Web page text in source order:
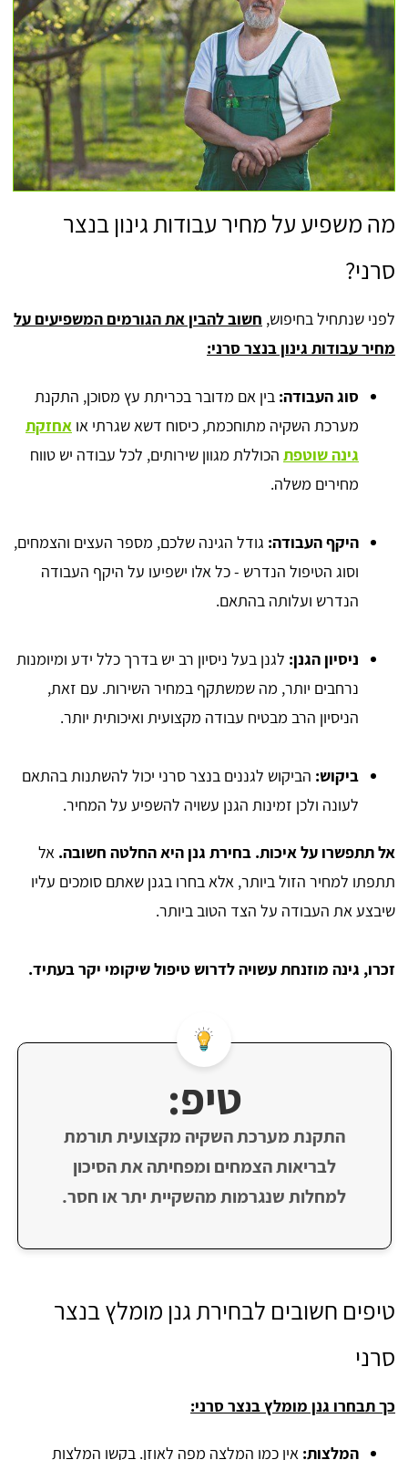
מה משפיע על מחיר עבודות גינון בנצר
סרני?
לפני שנתחיל בחיפוש, חשוב להבין את הגורמים המשפיעים על
מחיר עבודות גינון בנצר סרני:
סוג העבודה: בין אם מדובר בכריתת עץ מסוכן, התקנת
מערכת השקיה מתוחכמת, כיסוח דשא שגרתי או אחזקת
גינה שוטפת הכוללת מגוון שירותים, לכל עבודה יש טווח
מחירים משלה.
היקף העבודה: גודל הגינה שלכם, מספר העצים והצמחים,
וסוג הטיפול הנדרש - כל אלו ישפיעו על היקף העבודה
הנדרש ועלותה בהתאם.
ניסיון הגנן: לגנן בעל ניסיון רב יש בדרך כלל ידע ומיומנות
נרחבים יותר, מה שמשתקף במחיר השירות. עם זאת,
הניסיון הרב מבטיח עבודה מקצועית ואיכותית יותר.
ביקוש: הביקוש לגננים בנצר סרני יכול להשתנות בהתאם
לעונה ולכן זמינות הגנן עשויה להשפיע על המחיר.
אל תתפשרו על איכות. בחירת גנן היא החלטה חשובה. אל
תתפתו למחיר הזול ביותר, אלא בחרו בגנן שאתם סומכים עליו
שיבצע את העבודה על הצד הטוב ביותר.
זכרו, גינה מוזנחת עשויה לדרוש טיפול שיקומי יקר בעתיד.
טיפ:
התקנת מערכת השקיה מקצועית תורמת
לבריאות הצמחים ומפחיתה את הסיכון
למחלות שנגרמות מהשקיית יתר או חסר.
טיפים חשובים לבחירת גנן מומלץ בנצר
סרני
כך תבחרו גנן מומלץ בנצר סרני:
המלצות: אין כמו המלצה מפה לאוזן. בקשו המלצות